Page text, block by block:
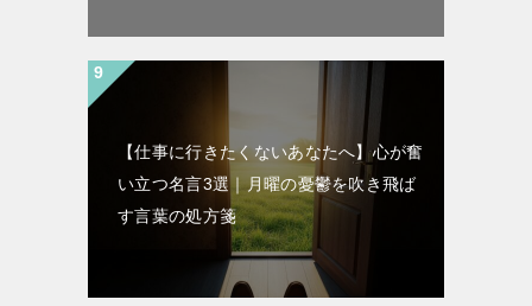
【仕事に行きたくないあなたへ】心が奮
い立つ名言3選｜月曜の憂鬱を吹き飛ば
す言葉の処方箋